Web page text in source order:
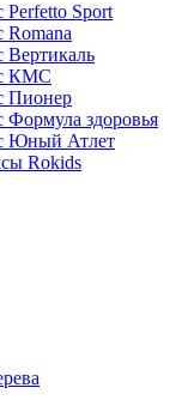
Sport
КМС
Пионер
здоровья
Юный Атлет
Rokids